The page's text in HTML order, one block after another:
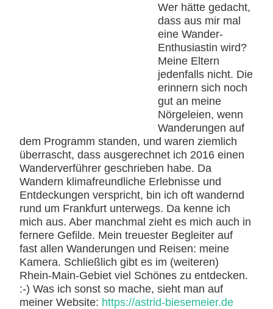
Wer hätte gedacht,
dass aus mir mal
eine Wander-
Enthusiastin wird?
Meine Eltern
jedenfalls nicht. Die
erinnern sich noch
gut an meine
Nörgeleien, wenn
Wanderungen auf
dem Programm standen, und waren ziemlich
überrascht, dass ausgerechnet ich 2016 einen
Wanderverführer geschrieben habe. Da
Wandern klimafreundliche Erlebnisse und
Entdeckungen verspricht, bin ich oft wandernd
rund um Frankfurt unterwegs. Da kenne ich
mich aus. Aber manchmal zieht es mich auch in
fernere Gefilde. Mein treuester Begleiter auf
fast allen Wanderungen und Reisen: meine
Kamera. Schließlich gibt es im (weiteren)
Rhein-Main-Gebiet viel Schönes zu entdecken.
:-) Was ich sonst so mache, sieht man auf
meiner Website: https://astrid-biesemeier.de